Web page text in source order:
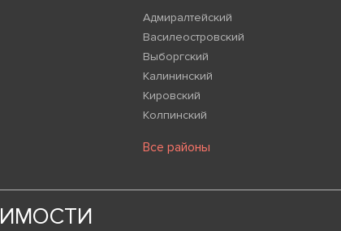
Адмиралтейский
Василеостровский
Выборгский
Калининский
Кировский
Колпинский
Все районы